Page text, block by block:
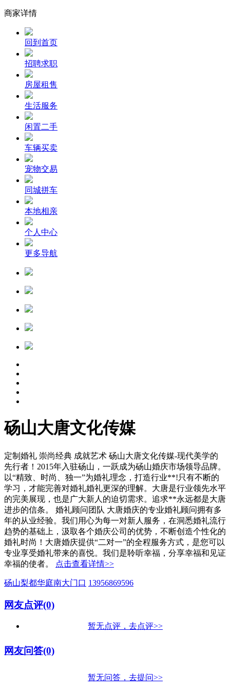
商家详情
回到首页
招聘求职
房屋租售
生活服务
闲置二手
车辆买卖
宠物交易
同城拼车
本地相亲
个人中心
更多导航
砀山大唐文化传媒
定制婚礼 崇尚经典 成就艺术 砀山大唐文化传媒-现代美学的
先行者！2015年入驻砀山，一跃成为砀山婚庆市场领导品牌。
以“精致、时尚、独一”为婚礼理念，打造行业**!只有不断的
学习，才能完善对婚礼婚礼更深的理解。大唐是行业领先水平
的完美展现，也是广大新人的迫切需求。追求**永远都是大唐
进步的信条。 婚礼顾问团队 大唐婚庆的专业婚礼顾问拥有多
年的从业经验。我们用心为每一对新人服务，在洞悉婚礼流行
趋势的基础上，汲取各个婚庆公司的优势，不断创造个性化的
婚礼时尚！大唐婚庆提供“二对一”的全程服务方式，是您可以
专业享受婚礼带来的喜悦。我们是聆听幸福，分享幸福和见证
幸福的使者。
点击查看详情>>
砀山梨都华庭南大门口 13956869596
网友点评(0)
暂无点评，去点评>>
网友问答(0)
暂无问答，去提问>>